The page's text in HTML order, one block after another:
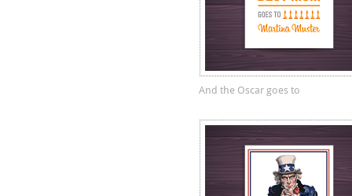
And the Oscar goes to